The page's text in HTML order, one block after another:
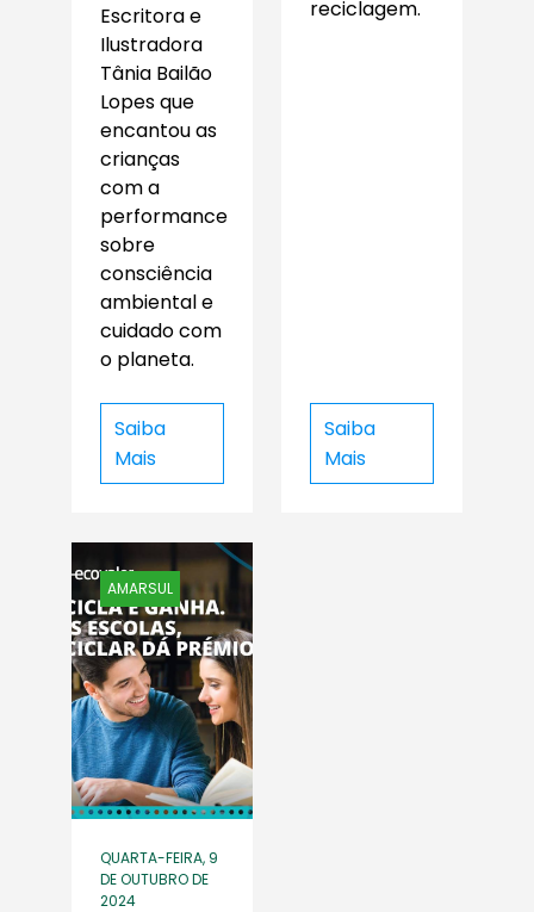
Escritora e
Ilustradora
Tânia Bailão
Lopes que
encantou as
crianças
com a
performance
sobre
consciência
ambiental e
cuidado com
o planeta.
Saiba
Mais
reciclagem.
Saiba
Mais
AMARSUL
QUARTA-FEIRA, 9
DE OUTUBRO DE
2024